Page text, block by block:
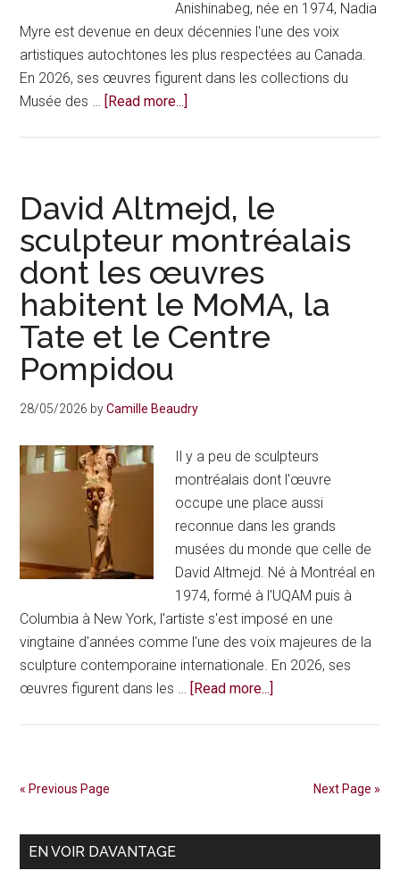
Anishinabeg, née en 1974, Nadia
Myre est devenue en deux décennies l'une des voix
artistiques autochtones les plus respectées au Canada.
En 2026, ses œuvres figurent dans les collections du
Musée des … [Read more...]
algonquine
et
l’une
des
voix
autochtones
les
de
contemporain
canadien
David Altmejd, le
sculpteur montréalais
dont les œuvres
habitent le MoMA, la
Tate et le Centre
Pompidou
28/05/2026 byCamille Beaudry
Il y a peu de sculpteurs
montréalais dont l'œuvre
occupe une place aussi
reconnue dans les grands
musées du monde que celle de
David Altmejd. Né à Montréal en
1974, formé à l'UQAM puis à
Columbia à New York, l'artiste s'est imposé en une
vingtaine d'années comme l'une des voix majeures de la
sculpture contemporaine internationale. En 2026, ses
œuvres figurent dans les … [Read more...]
sculpteur
œuvres
« Previous Page Next Page »
Primary
EN VOIR DAVANTAGE